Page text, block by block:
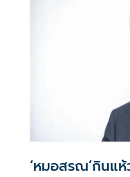
รอประเมินความเหมาะ
‘หมอสรณ’กินแ